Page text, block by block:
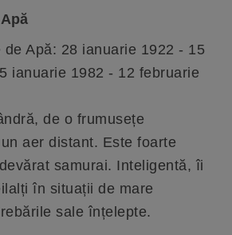
Apă: 28 ianuarie 1922 - 15
ianuarie 1982 - 12 februarie
de o frumusețe
aer distant. Este foarte
samurai. Inteligentă, îi
în situații de mare
sale înțelepte.